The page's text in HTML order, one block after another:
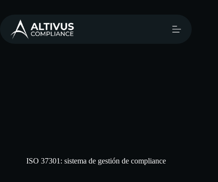
ISO 37301: sistema de gestión de compliance